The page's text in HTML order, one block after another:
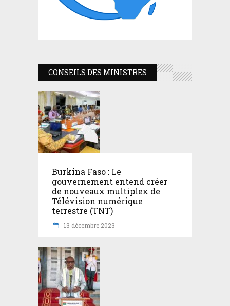
CONSEILS DES MINISTRES
Burkina Faso : Le
gouvernement entend créer
de nouveaux multiplex de
Télévision numérique
terrestre (TNT)
13 décembre 2023